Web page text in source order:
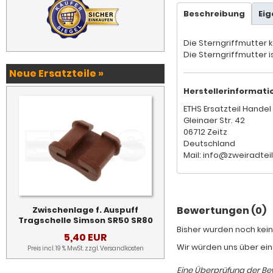
Beschreibung
Die Sterngriffmutter
Die Sterngriffmutter ist
ETHS Ersatzteil
Gleinaer Str. 42
06712 Zeitz
Deutschland
Mail:
Bewertungen (0)
Bisher wurden noch
Wir würden uns über
Eine Überprüfung der
Neue Ersatzteile »
Zwischenlage f. Auspuff
Tragschelle Simson SR50 SR80
5,40 EUR
Preis incl. 19 % MwSt. zzgl.Versandkosten